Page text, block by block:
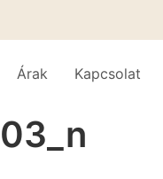
Árak Kapcsolat